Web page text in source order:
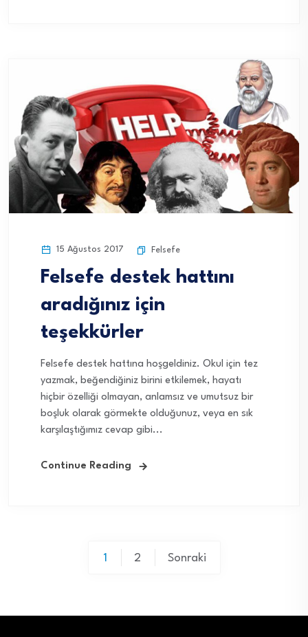
15 Ağustos 2017 Felsefe
Felsefe destek hattını
aradığınız için
teşekkürler
Felsefe destek hattına hoşgeldiniz. Okul için tez
yazmak, beğendiğiniz birini etkilemek, hayatı
hiçbir özelliği olmayan, anlamsız ve umutsuz bir
boşluk olarak görmekte olduğunuz, veya en sık
karşılaştığımız cevap gibi...
Continue Reading
1 2 Sonraki